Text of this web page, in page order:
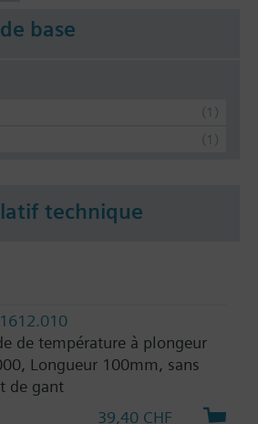
base
technique
de température à plongeur
Longueur 100mm, sans
de gant
39,40 CHF